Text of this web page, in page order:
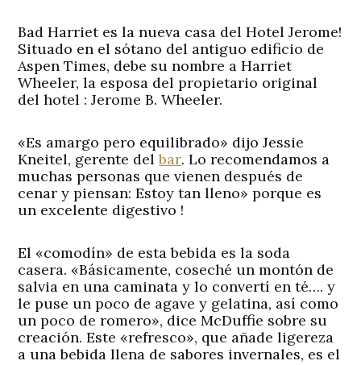
Bad Harriet es la nueva casa del Hotel Jerome!
Situado en el sótano del antiguo edificio de
Aspen Times, debe su nombre a Harriet
Wheeler, la esposa del propietario original
del hotel : Jerome B. Wheeler.
«Es amargo pero equilibrado» dijo Jessie
Kneitel, gerente delbar. Lo recomendamos a
muchas personas que vienen después de
cenar y piensan: Estoy tan lleno» porque es
un excelente digestivo !
El «comodín» de esta bebida es la soda
casera. «Básicamente, coseché un montón de
salvia en una caminata y lo convertí en té…. y
le puse un poco de agave y gelatina, así como
un poco de romero», dice McDuffie sobre su
creación. Este «refresco», que añade ligereza
a una bebida llena de sabores invernales, es el